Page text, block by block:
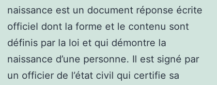
naissance est un document réponse écrite
officiel dont la forme et le contenu sont
définis par la loi et qui démontre la
naissance d’une personne. Il est signé par
un officier de l’état civil qui certifie sa